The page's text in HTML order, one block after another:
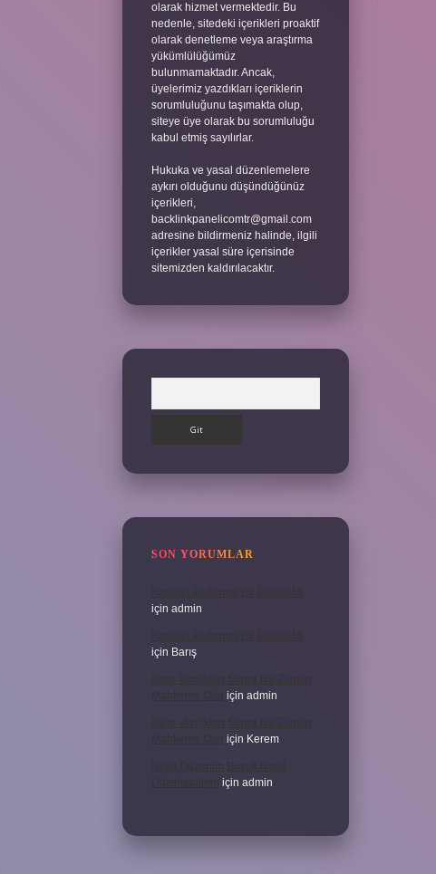
olarak hizmet vermektedir. Bu
nedenle, sitedeki içerikleri proaktif
olarak denetleme veya araştırma
yükümlülüğümüz
bulunmamaktadır. Ancak,
üyelerimiz yazdıkları içeriklerin
sorumluluğunu taşımakta olup,
siteye üye olarak bu sorumluluğu
kabul etmiş sayılırlar.
Hukuka ve yasal düzenlemelere
aykırı olduğunu düşündüğünüz
içerikleri,
backlinkpanelicomtr@gmail.com
adresine bildirmeniz halinde, ilgili
içerikler yasal süre içerisinde
sitemizden kaldırılacaktır.
SON YORUMLAR
Kanada Bağımsız Bir Devlet Mi
için admin
Kanada Bağımsız Bir Devlet Mi
için Barış
Ifade Verdikten Sonra Ne Zaman
Mahkeme Olur için admin
Ifade Verdikten Sonra Ne Zaman
Mahkeme Olur için Kerem
Uyku Düzenim Bozuk Nasıl
Düzeltebilirim
için admin